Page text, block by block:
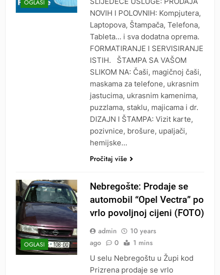
OGLASI
NOVIH I POLOVNIH: Kompjutera,
Laptopova, Štampača, Telefona,
Tableta… i sva dodatna oprema.
FORMATIRANJE I SERVISIRANJE
ISTIH. ŠTAMPA SA VAŠOM
SLIKOM NA: Čaši, magičnoj čaši,
maskama za telefone, ukrasnim
jastucima, ukrasnim kamenima,
puzzlama, staklu, majicama i dr.
DIZAJN I ŠTAMPA: Vizit karte,
pozivnice, brošure, upaljači,
hemijske…
Pročitaj više
OGLASI
Nebregošte: Prodaje se
automobil “Opel Vectra” po
vrlo povoljnoj cijeni (FOTO)
admin
10 years
ago
0 1 mins
U selu Nebregoštu u Župi kod
Prizrena prodaje se vrlo